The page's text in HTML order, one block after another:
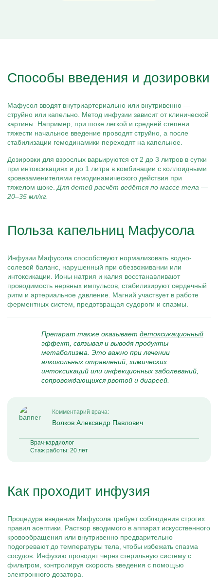
Способы введения и дозировки
Мафусол вводят внутриартериально или внутривенно —
струйно или капельно. Метод инфузии зависит от клинической
картины. Например, при шоке легкой и средней степени
тяжести начальное введение проводят струйно, а после
стабилизации гемодинамики переходят на капельное.
Дозировки для взрослых варьируются от 2 до 3 литров в сутки
при интоксикациях и до 1 литра в комбинации с коллоидными
кровезаменителями гемодинамического действия при
тяжелом шоке. Для детей расчёт ведётся по массе тела —
20–35 мл/кг.
Польза капельниц Мафусола
Инфузии Мафусола способствуют нормализовать водно-
солевой баланс, нарушенный при обезвоживании или
интоксикации. Ионы натрия и калия восстанавливают
проводимость нервных импульсов, стабилизируют сердечный
ритм и артериальное давление. Магний участвует в работе
ферментных систем, предотвращая судороги и спазмы.
Препарат также оказывает детоксикационный
эффект, связывая и выводя продукты
метаболизма. Это важно при лечении
алкогольных отравлений, химических
интоксикаций или инфекционных заболеваний,
сопровождающихся рвотой и диареей.
Комментарий врача:
Волков Александр Павлович
Врач-кардиолог
Стаж работы: 20 лет
Как проходит инфузия
Процедура введения Мафусола требует соблюдения строгих
правил асептики. Раствор вводимого в аппарат искусственного
кровообращения или внутривенно предварительно
подогревают до температуры тела, чтобы избежать спазма
сосудов. Инфузию проводят через стерильную систему с
фильтром, контролируя скорость введения с помощью
электронного дозатора.